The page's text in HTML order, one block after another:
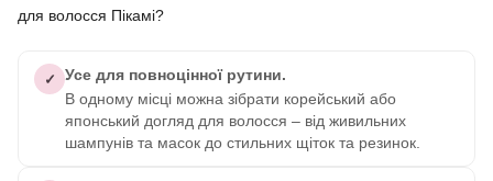
для волосся Пікамі?
✓
Усе для повноцінної рутини.
В одному місці можна зібрати корейський або
японський догляд для волосся – від живильних
шампунів та масок до стильних щіток та резинок.